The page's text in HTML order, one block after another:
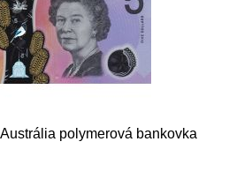
polymerová bankovka